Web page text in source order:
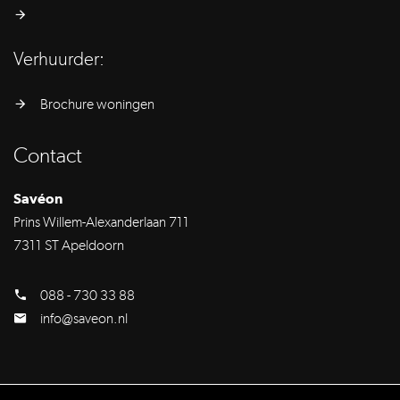
Verhuurder:
Brochure woningen
Contact
Savéon
Prins Willem-Alexanderlaan 711
7311 ST Apeldoorn
088 - 730 33 88
info@saveon.nl